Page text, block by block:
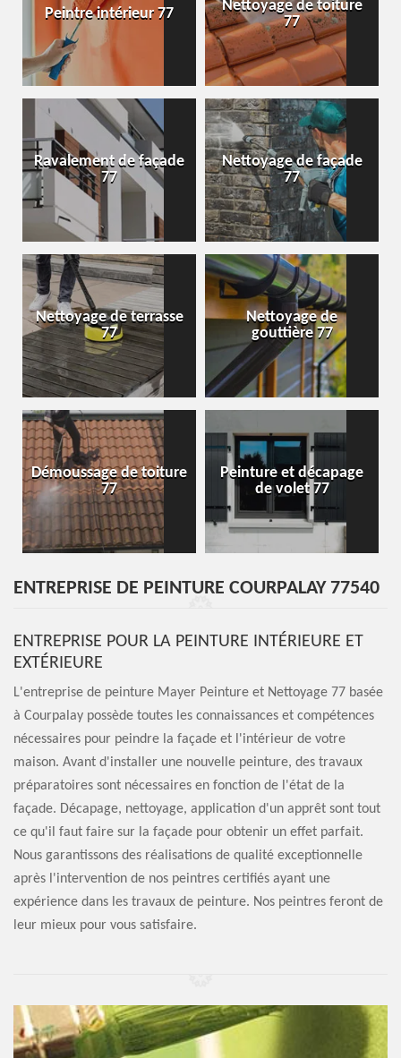
Peintre intérieur 77
Nettoyage de toiture
77
Ravalement de façade
77
Nettoyage de façade
77
Nettoyage de terrasse
77
Nettoyage de
gouttière 77
Démoussage de toiture
77
Peinture et décapage
de volet 77
ENTREPRISE DE PEINTURE COURPALAY 77540
ENTREPRISE POUR LA PEINTURE INTÉRIEURE ET
EXTÉRIEURE
L'entreprise de peinture Mayer Peinture et Nettoyage 77 basée
à Courpalay possède toutes les connaissances et compétences
nécessaires pour peindre la façade et l'intérieur de votre
maison. Avant d'installer une nouvelle peinture, des travaux
préparatoires sont nécessaires en fonction de l'état de la
façade. Décapage, nettoyage, application d'un apprêt sont tout
ce qu'il faut faire sur la façade pour obtenir un effet parfait.
Nous garantissons des réalisations de qualité exceptionnelle
après l'intervention de nos peintres certifiés ayant une
expérience dans les travaux de peinture. Nos peintres feront de
leur mieux pour vous satisfaire.